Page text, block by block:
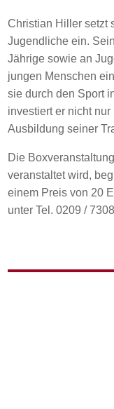
Christian Hiller setzt
Jugendliche ein.
Jährige sowie an
jungen Menschen
sie durch den Sport
investiert er nicht
Ausbildung seiner
Die
veranstaltet wird,
einem Preis von 20
unter Tel. 0209 /